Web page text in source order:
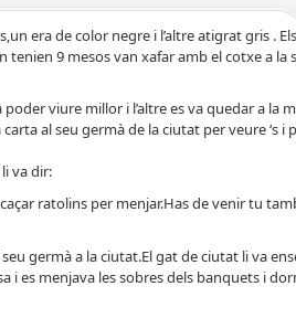
era de color negre i l’altre atigrat gris .
tenien 9 mesos van xafar amb el cotxe a la
viure millor i l’altre es va quedar a la
al seu germà de la ciutat per veure ‘s i
va dir:
ratolins per menjar.Has de venir tu
germà a la ciutat.El gat de ciutat li va
i es menjava les sobres dels banquets i